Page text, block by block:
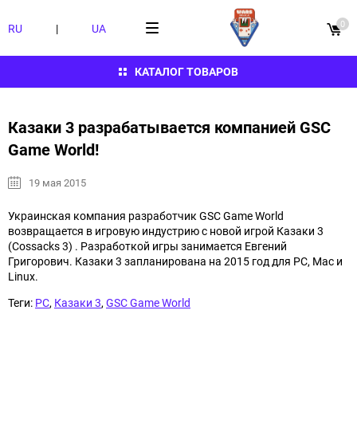
КАТАЛОГ ТОВАРОВ
RU | UA 0
Казаки 3 разрабатывается компанией GSC
Game World!
19 мая 2015
Украинская компания разработчик GSC Game World
возвращается в игровую индустрию с новой игрой Казаки 3
(Cossacks 3) . Разработкой игры занимается Евгений
Григорович. Казаки 3 запланирована на 2015 год для PC, Mac и
Linux.
Теги: PC, Казаки 3,GSC Game World